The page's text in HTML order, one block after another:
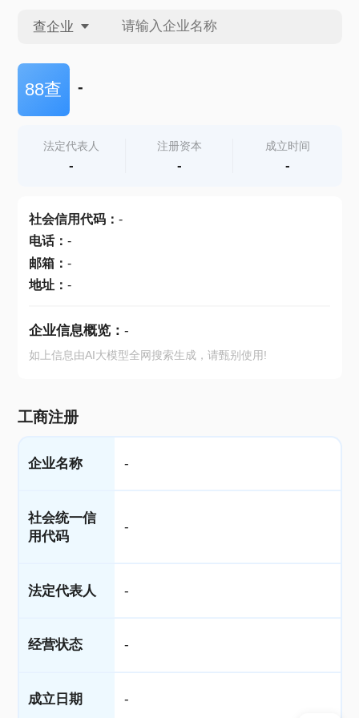
查企业
查企业
查产地
88查 -
法定代表人
-
注册资本
-
成立时间
-
社会信用代码： -
电话： -
邮箱： -
地址： -
企业信息概览： -
如上信息由AI大模型全网搜索生成，请甄别使用!
工商注册
企业名称 -
社会统一信
用代码
-
法定代表人 -
经营状态 -
成立日期 -